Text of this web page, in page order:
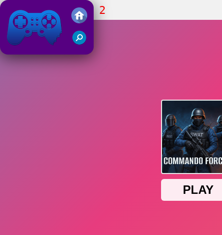
Juegos Friv 2019
Commando Force 2